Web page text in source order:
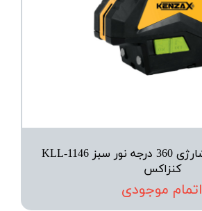
تراز لیزری 5 خط شارژی 360 درجه نور سبز KLL-1146
کنزاکس
اتمام موجودی